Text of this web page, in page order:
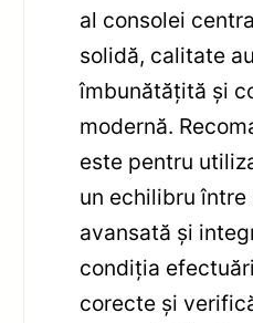
al consolei
solidă, calitate
îmbunătățită și
modernă.
este pentru
un echilibru
avansată și
condiția
corecte și